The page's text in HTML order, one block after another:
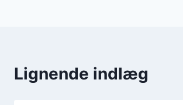
Lignende indlæg